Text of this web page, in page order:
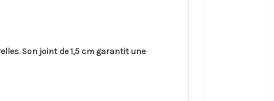
Son joint de 1,5 cm garantit une